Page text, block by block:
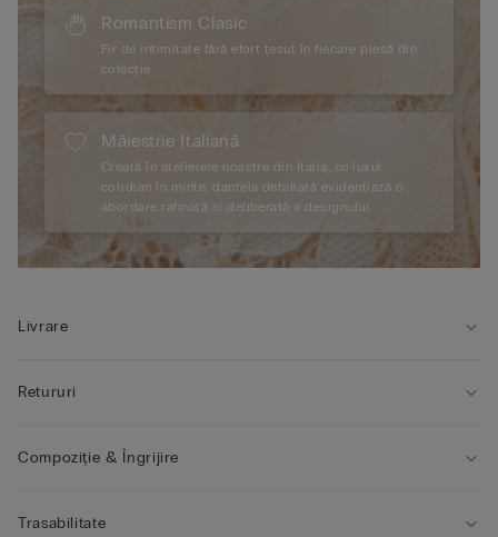
Romantism Clasic
Fir de intimitate fără efort țesut în fiecare piesă din
colecție.
Măiestrie Italiană
Creată în atelierele noastre din Italia, cu luxul
cotidian în minte, dantela detaliată evidențiază o
abordare rafinată și deliberată a designului.
Livrare
Retururi
Compoziție & Îngrijire
Trasabilitate